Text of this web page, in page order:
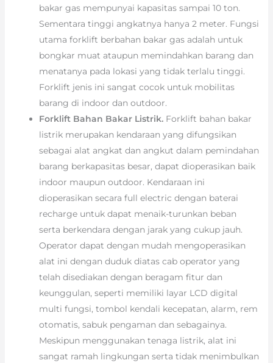
bakar gas mempunyai kapasitas sampai 10 ton.
Sementara tinggi angkatnya hanya 2 meter. Fungsi
utama forklift berbahan bakar gas adalah untuk
bongkar muat ataupun memindahkan barang dan
menatanya pada lokasi yang tidak terlalu tinggi.
Forklift jenis ini sangat cocok untuk mobilitas
barang di indoor dan outdoor.
Forklift Bahan Bakar Listrik. Forklift bahan bakar
listrik merupakan kendaraan yang difungsikan
sebagai alat angkat dan angkut dalam pemindahan
barang berkapasitas besar, dapat dioperasikan baik
indoor maupun outdoor. Kendaraan ini
dioperasikan secara full electric dengan baterai
recharge untuk dapat menaik-turunkan beban
serta berkendara dengan jarak yang cukup jauh.
Operator dapat dengan mudah mengoperasikan
alat ini dengan duduk diatas cab operator yang
telah disediakan dengan beragam fitur dan
keunggulan, seperti memiliki layar LCD digital
multi fungsi, tombol kendali kecepatan, alarm, rem
otomatis, sabuk pengaman dan sebagainya.
Meskipun menggunakan tenaga listrik, alat ini
sangat ramah lingkungan serta tidak menimbulkan